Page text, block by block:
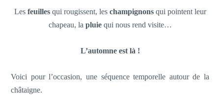
Lesfeuillesqui rougissent, les champignonsqui pointent leur
chapeau, la pluiequi nous rend visite…
L’automne est là !
Voici pour l’occasion, une séquence temporelle autour de la
châtaigne.